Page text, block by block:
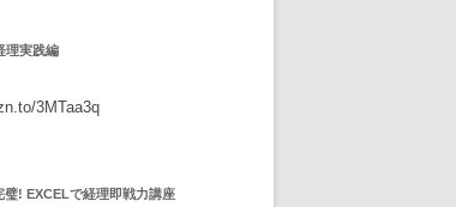
理実践編
3MTaa3q
璧! EXCELで経理即戦力講座